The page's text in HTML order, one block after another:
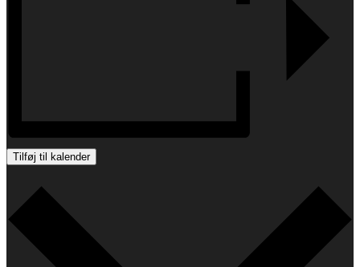
Tilføj til kalender